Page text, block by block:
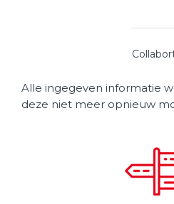
Alle ingegeven informatie
deze niet meer opnieuw